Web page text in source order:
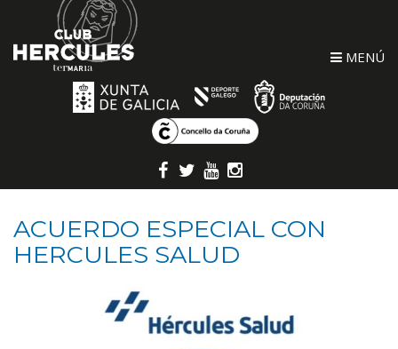
MENÚ
ACUERDO ESPECIAL CON
HERCULES SALUD